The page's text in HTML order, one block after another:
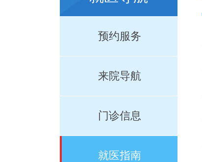
预约服务
来院导航
门诊信息
就医指南